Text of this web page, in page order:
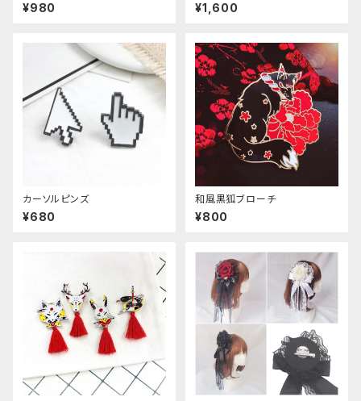
¥980 ¥1,600
カーソルピンズ
¥680
和風黒狐ブローチ
¥800